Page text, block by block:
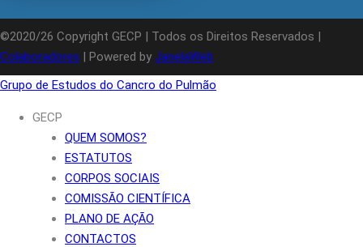
©2020/26 Copyright GECP | Todos os Direitos Reservados |
Colaboradores | Powered by JanelaWeb
Grupo de Estudos do Cancro do Pulmão
GECP
QUEM SOMOS?
ESTATUTOS
CORPOS SOCIAIS
COMISSÃO CIENTÍFICA
PLANO DE AÇÃO
CONTACTOS